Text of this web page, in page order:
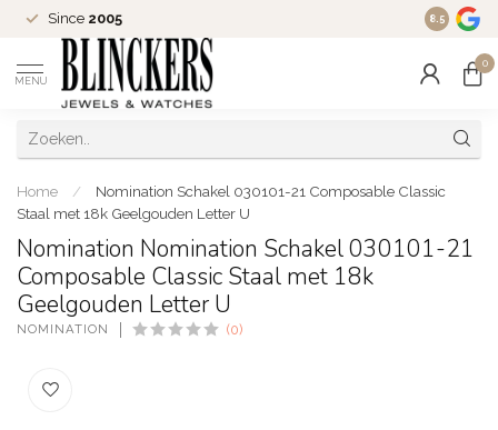
Since 2005 8.5
MENU
0
Home /
Nomination Schakel 030101-21 Composable Classic
Staal met 18k Geelgouden Letter U
Nomination Nomination Schakel 030101-21
Composable Classic Staal met 18k
Geelgouden Letter U
NOMINATION (0)